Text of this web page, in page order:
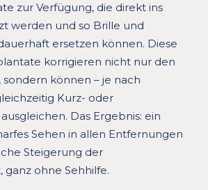
zur Verfügung, die direkt ins
werden und so Brille und
ersetzen können. Diese
korrigieren nicht nur den
sondern können – je nach
Kurz- oder
Das Ergebnis: ein
Sehen in allen Entfernungen
Steigerung der
ganz ohne Sehhilfe.